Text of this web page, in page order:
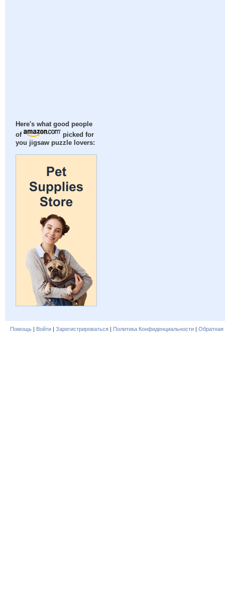
Here's what good people
of
picked for
you jigsaw puzzle lovers:
Помощь | Войти | Зарегистрироваться | Политика Конфиденциальности | Обратная